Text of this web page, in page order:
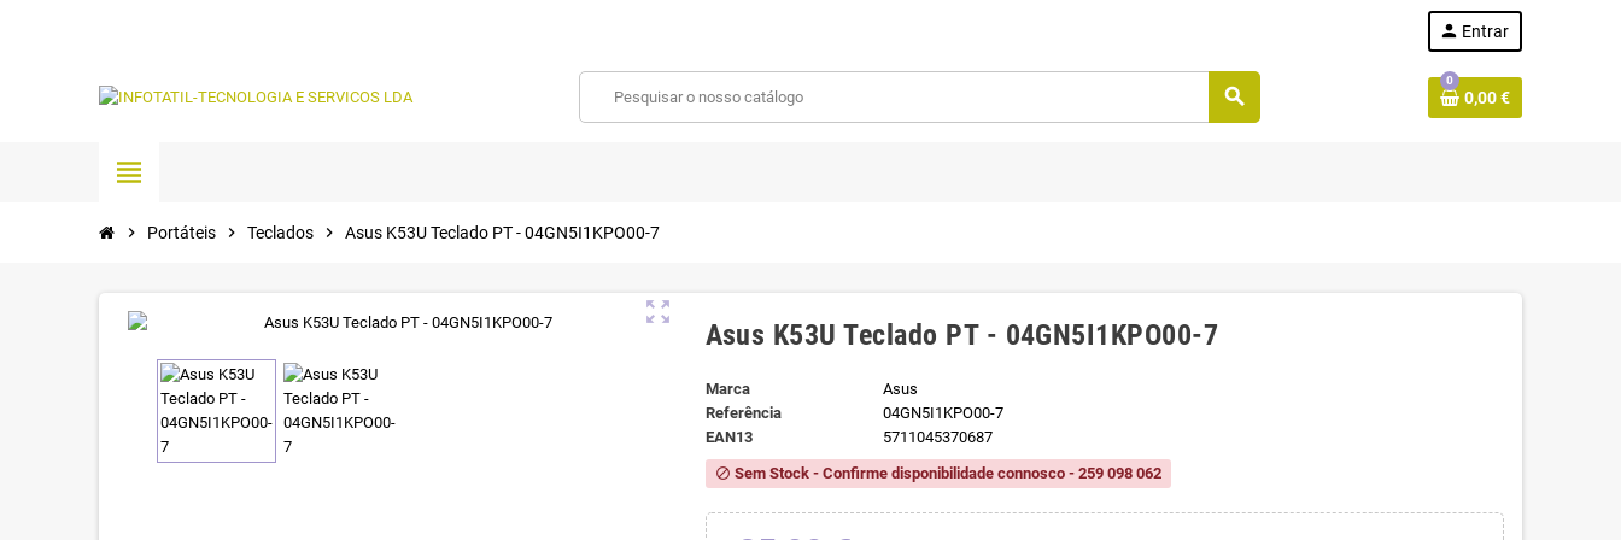
person Entrar
search
0
0,00 €
view_headline
chevron_right Portáteis chevron_right Teclados chevron_right Asus K53U Teclado PT - 04GN5I1KPO00-7
zoom_out_map
Asus K53U Teclado PT - 04GN5I1KPO00-7
Marca
Asus
Referência
04GN5I1KPO00-7
EAN13
5711045370687
block Sem Stock - Confirme disponibilidade connosco - 259 098 062